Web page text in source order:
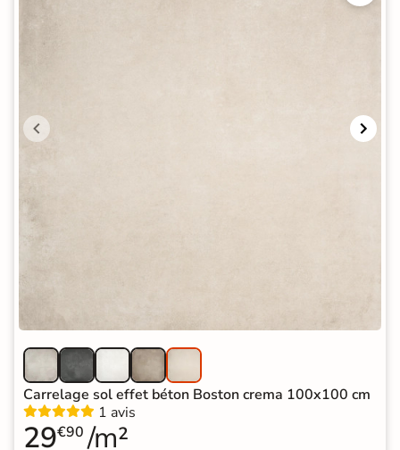
Carrelage sol effet béton Boston crema 100x100 cm
1 avis
29€90 /m²